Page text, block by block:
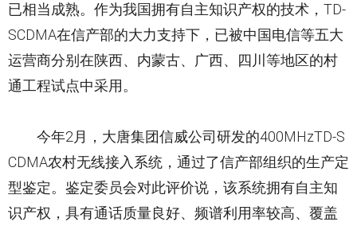
已相当成熟。作为我国拥有自主知识产权的技术，TD-
SCDMA在信产部的大力支持下，已被中国电信等五大
运营商分别在陕西、内蒙古、广西、四川等地区的村
通工程试点中采用。
今年2月，大唐集团信威公司研发的400MHzTD-S
CDMA农村无线接入系统，通过了信产部组织的生产定
型鉴定。鉴定委员会对此评价说，该系统拥有自主知
识产权，具有通话质量良好、频谱利用率较高、覆盖